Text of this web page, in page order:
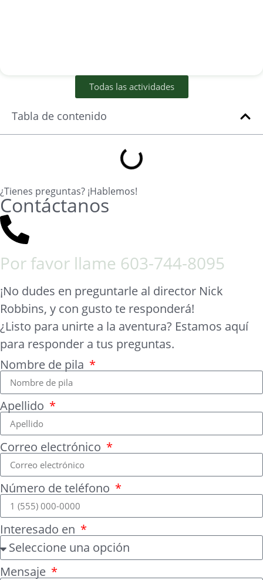
Todas las actividades
Tabla de contenido
¿Tienes preguntas? ¡Hablemos!
Contáctanos
Por favor llame 603-744-8095
¡No dudes en preguntarle al director Nick
Robbins, y con gusto te responderá!
¿Listo para unirte a la aventura? Estamos aquí
para responder a tus preguntas.
Nombre de pila
Apellido
Correo electrónico
Número de teléfono
Interesado en
Mensaje